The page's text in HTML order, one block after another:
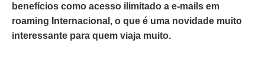
benefícios como acesso ilimitado a e-mails em
roaming Internacional, o que é uma novidade muito
interessante para quem viaja muito.